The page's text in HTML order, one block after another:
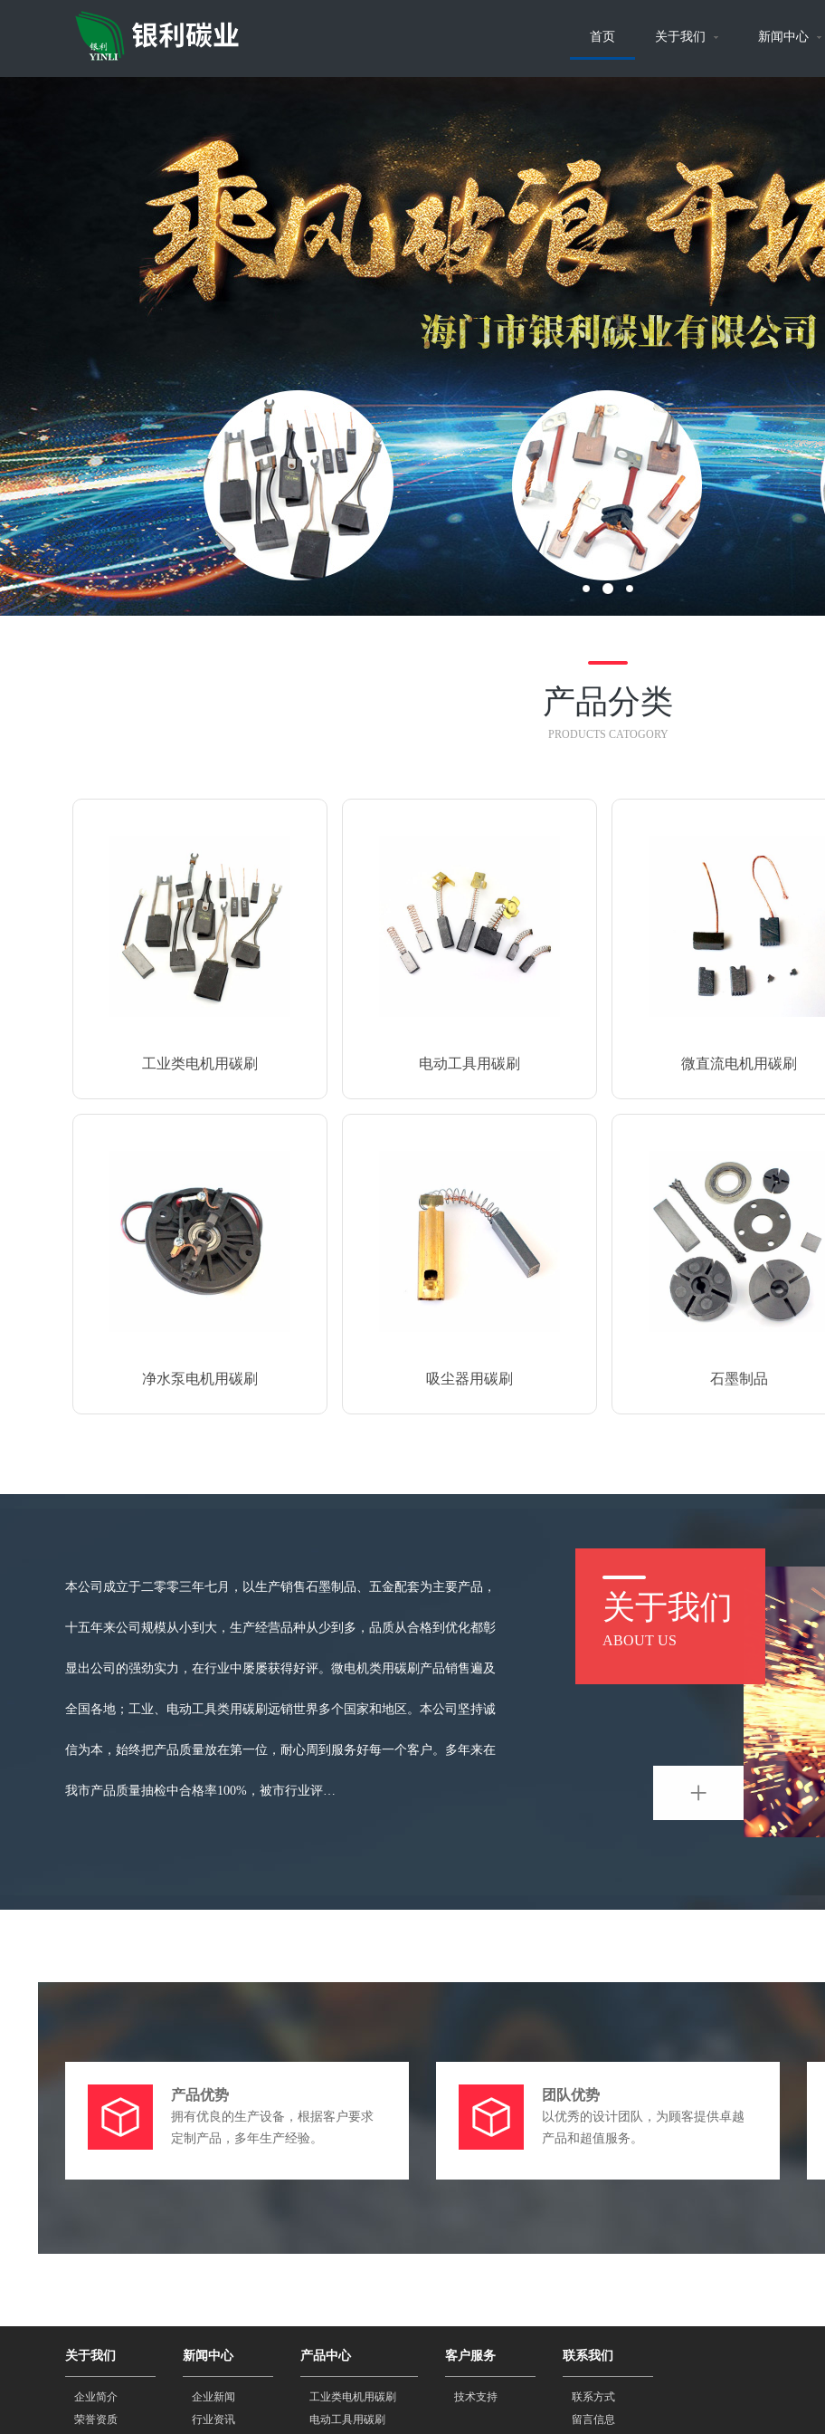
首页 关于我们 新闻中心
产品分类
PRODUCTS CATOGORY
工业类电机用碳刷 电动工具用碳刷 微直流电机用碳刷
净水泵电机用碳刷 吸尘器用碳刷 石墨制品
本公司成立于二零零三年七月，以生产销售石墨制品、五金配套为主要产品，
十五年来公司规模从小到大，生产经营品种从少到多，品质从合格到优化都彰
显出公司的强劲实力，在行业中屡屡获得好评。微电机类用碳刷产品销售遍及
全国各地；工业、电动工具类用碳刷远销世界多个国家和地区。本公司坚持诚
信为本，始终把产品质量放在第一位，耐心周到服务好每一个客户。多年来在
我市产品质量抽检中合格率100%，被市行业评…
关于我们
ABOUT US
+
产品优势
拥有优良的生产设备，根据客户要求
定制产品，多年生产经验。
团队优势
以优秀的设计团队，为顾客提供卓越
产品和超值服务。
关于我们
企业简介
荣誉资质
新闻中心
企业新闻
行业资讯
产品中心
工业类电机用碳刷
电动工具用碳刷
客户服务
技术支持
联系我们
联系方式
留言信息